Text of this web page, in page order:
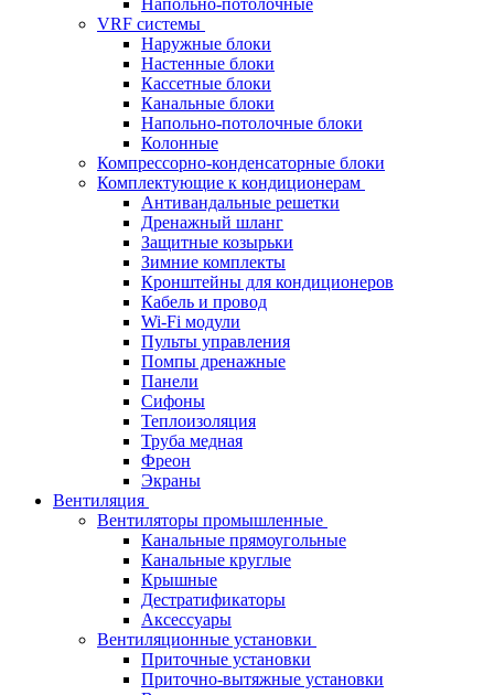
Напольно-потолочные
VRF системы
Наружные блоки
Настенные блоки
Кассетные блоки
Канальные блоки
Напольно-потолочные блоки
Колонные
Компрессорно-конденсаторные блоки
Комплектующие к кондиционерам
Антивандальные решетки
Дренажный шланг
Защитные козырьки
Зимние комплекты
Кронштейны для кондиционеров
Кабель и провод
Wi-Fi модули
Пульты управления
Помпы дренажные
Панели
Сифоны
Теплоизоляция
Труба медная
Фреон
Экраны
Вентиляция
Вентиляторы промышленные
Канальные прямоугольные
Канальные круглые
Крышные
Дестратификаторы
Аксессуары
Вентиляционные установки
Приточные установки
Приточно-вытяжные установки